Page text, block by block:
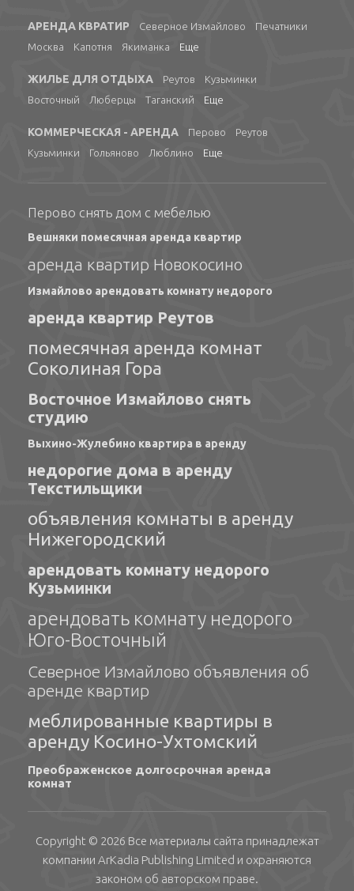
АРЕНДА КВРАТИР Северное Измайлово
Печатники
Москва
Капотня Якиманка Еще
ЖИЛЬЕ ДЛЯ ОТДЫХА Реутов
Кузьминки
Восточный
Люберцы Таганский Еще
КОММЕРЧЕСКАЯ - АРЕНДА Перово
Реутов
Кузьминки
Гольяново Люблино Еще
Перово снять дом с мебелью
Вешняки помесячная аренда квартир
аренда квартир Новокосино
Измайлово арендовать комнату недорого
аренда квартир Реутов
помесячная аренда комнат
Соколиная Гора
Восточное Измайлово снять
студию
Выхино-Жулебино квартира в аренду
недорогие дома в аренду
Текстильщики
объявления комнаты в аренду
Нижегородский
арендовать комнату недорого
Кузьминки
арендовать комнату недорого
Юго-Восточный
Северное Измайлово объявления об
аренде квартир
меблированные квартиры в
аренду Косино-Ухтомский
Преображенское долгосрочная аренда
комнат
Copyright © 2026 Все материалы сайта принадлежат
компании ArKadia Publishing Limited и охраняются
законом об авторском праве.